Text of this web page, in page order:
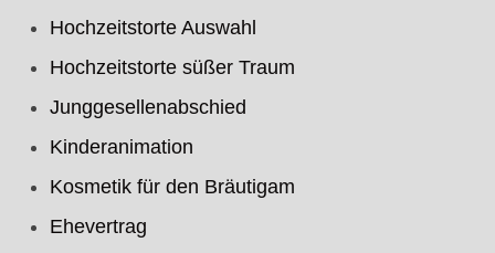
Hochzeitstorte Auswahl
Hochzeitstorte süßer Traum
Junggesellenabschied
Kinderanimation
Kosmetik für den Bräutigam
Ehevertrag